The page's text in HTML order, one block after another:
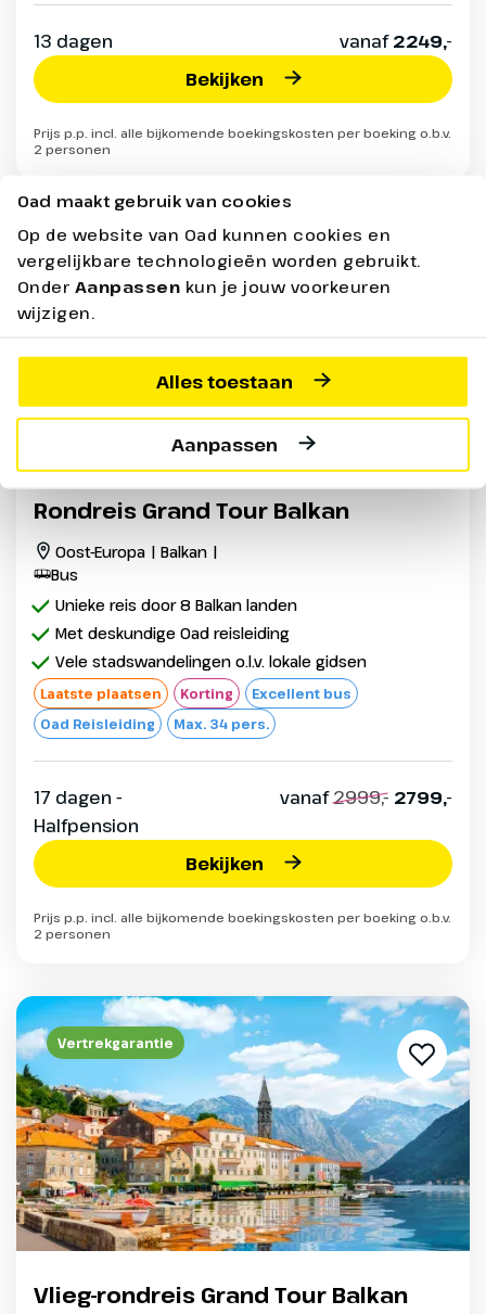
Oad maakt gebruik van cookies
Op de website van Oad kunnen cookies en
vergelijkbare technologieën worden gebruikt.
Onder Aanpassen kun je jouw voorkeuren
wijzigen.
Alles toestaan
Aanpassen
13 dagen vanaf2249,-
Bekijken
Prijs p.p. incl. alle bijkomende boekingskosten per boeking o.b.v.
2 personen
Vertrekgarantie
Rondreis Grand Tour Balkan
Oost-Europa | Balkan |
Bus
Unieke reis door 8 Balkan landen
Met deskundige Oad reisleiding
Vele stadswandelingen o.l.v. lokale gidsen
Laatste plaatsen Korting
Excellent bus
Oad Reisleiding
Max. 34 pers.
17 dagen -
Halfpension
vanaf2999,- 2799,-
Bekijken
Prijs p.p. incl. alle bijkomende boekingskosten per boeking o.b.v.
2 personen
Vertrekgarantie
Vlieg-rondreis Grand Tour Balkan